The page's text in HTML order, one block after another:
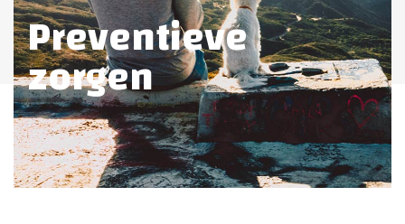
Preventieve
zorgen